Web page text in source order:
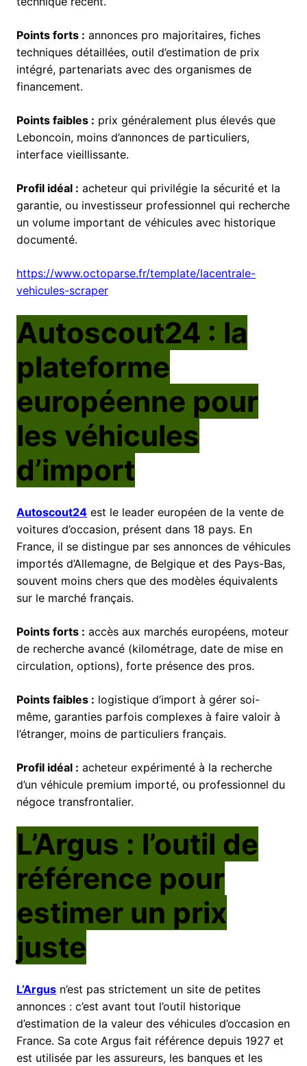
Points forts : annonces pro majoritaires, fiches
techniques détaillées, outil d’estimation de prix
intégré, partenariats avec des organismes de
financement.
Points faibles : prix généralement plus élevés que
Leboncoin, moins d’annonces de particuliers,
interface vieillissante.
Profil idéal : acheteur qui privilégie la sécurité et la
garantie, ou investisseur professionnel qui recherche
un volume important de véhicules avec historique
documenté.
https://www.octoparse.fr/template/lacentrale-
vehicules-scraper
Autoscout24 : la
plateforme
européenne pour
les véhicules
d’import
Autoscout24 est le leader européen de la vente de
voitures d’occasion, présent dans 18 pays. En
France, il se distingue par ses annonces de véhicules
importés d’Allemagne, de Belgique et des Pays-Bas,
souvent moins chers que des modèles équivalents
sur le marché français.
Points forts : accès aux marchés européens, moteur
de recherche avancé (kilométrage, date de mise en
circulation, options), forte présence des pros.
Points faibles : logistique d’import à gérer soi-
même, garanties parfois complexes à faire valoir à
l’étranger, moins de particuliers français.
Profil idéal : acheteur expérimenté à la recherche
d’un véhicule premium importé, ou professionnel du
négoce transfrontalier.
L’Argus : l’outil de
référence pour
estimer un prix
juste
L’Argus n’est pas strictement un site de petites
annonces : c’est avant tout l’outil historique
d’estimation de la valeur des véhicules d’occasion en
France. Sa cote Argus fait référence depuis 1927 et
est utilisée par les assureurs, les banques et les